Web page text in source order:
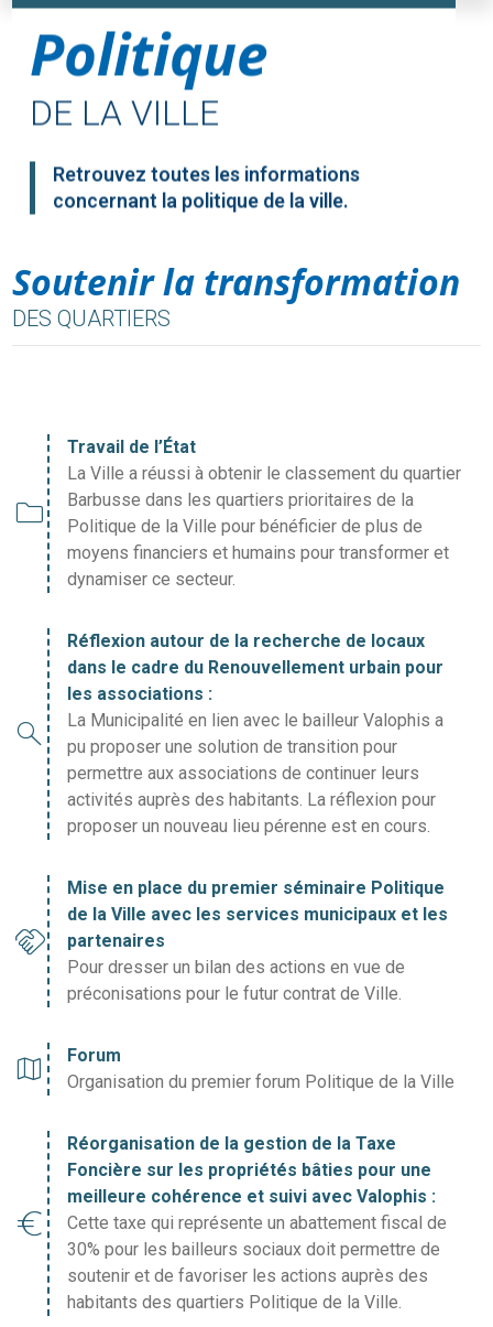
Politique
DE LA VILLE
Retrouvez toutes les informations
concernant la politique de la ville.
Soutenir la transformation
DES QUARTIERS
folder
Travail de l’État
La Ville a réussi à obtenir le classement du quartier
Barbusse dans les quartiers prioritaires de la
Politique de la Ville pour bénéficier de plus de
moyens financiers et humains pour transformer et
dynamiser ce secteur.
search
Réflexion autour de la recherche de locaux
dans le cadre du Renouvellement urbain pour
les associations :
La Municipalité en lien avec le bailleur Valophis a
pu proposer une solution de transition pour
permettre aux associations de continuer leurs
activités auprès des habitants. La réflexion pour
proposer un nouveau lieu pérenne est en cours.
handshake
Mise en place du premier séminaire Politique
de la Ville avec les services municipaux et les
partenaires
Pour dresser un bilan des actions en vue de
préconisations pour le futur contrat de Ville.
map
Forum
Organisation du premier forum Politique de la Ville
euro_symbol
Réorganisation de la gestion de la Taxe
Foncière sur les propriétés bâties pour une
meilleure cohérence et suivi avec Valophis :
Cette taxe qui représente un abattement fiscal de
30% pour les bailleurs sociaux doit permettre de
soutenir et de favoriser les actions auprès des
habitants des quartiers Politique de la Ville.